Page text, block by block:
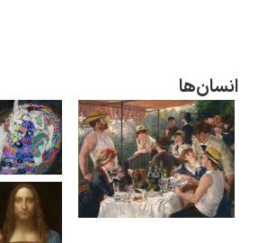
گوستاو کلیمت
انسان‌ها